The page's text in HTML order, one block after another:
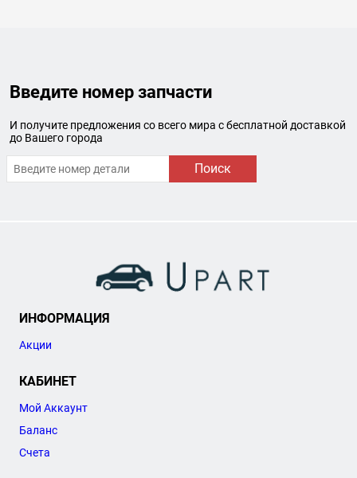
Введите номер запчасти
И получите предложения со всего мира с бесплатной доставкой
до Вашего города
Поиск
ИНФОРМАЦИЯ
Акции
КАБИНЕТ
Мой Аккаунт
Баланс
Счета